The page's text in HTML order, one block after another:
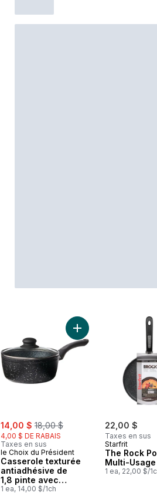
sale:
14,00 $ , formerly:
18,00 $
4,00 $ DE RABAIS
Taxes en sus
le Choix du Président
Casserole texturée
antiadhésive de
1,8 pinte avec
couvercle
1 ea, 14,00 $/1ch
Ajouter Casserole
22,00 $
Taxes en sus
Starfrit
The Rock
Multi-
1 ea, 22,00 $/